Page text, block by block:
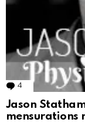
4 Comments
Jason
mensurations